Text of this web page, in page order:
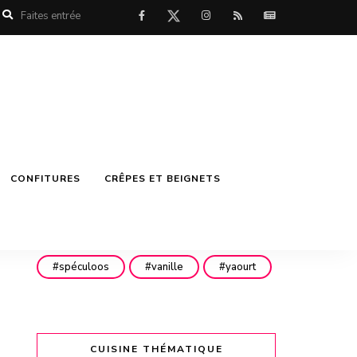
CONFITURES CRÊPES ET BEIGNETS
menthe
pistaches poires
spéculoos vanille yaourt
CUISINE THÉMATIQUE